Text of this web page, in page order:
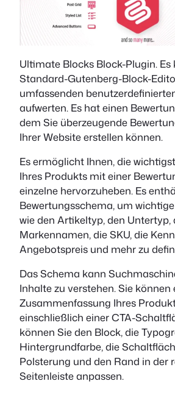
Ultimate Blocks Block-Plugin. Es
Standard-Gutenberg-Block-
umfassenden
aufwerten. Es hat einen
dem Sie überzeugende
Ihrer Website erstellen können.
Es ermöglicht Ihnen, die
Ihres Produkts mit einer
einzelne hervorzuheben. Es
Bewertungsschema, um
wie den Artikeltyp, den Untertyp,
Markennamen, die SKU, die
Angebotspreis und mehr zu
Das Schema kann
Inhalte zu verstehen. Sie können
Zusammenfassung Ihres
einschließlich einer CTA-
können Sie den Block, die
Hintergrundfarbe, die
Polsterung und den Rand in der
Seitenleiste anpassen.